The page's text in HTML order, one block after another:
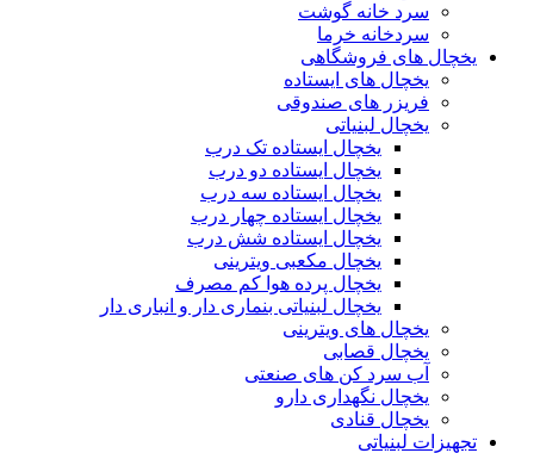
سرد خانه گوشت
سردخانه خرما
یخچال های فروشگاهی
یخچال های ایستاده
فریزر های صندوقی
یخچال لبنیاتی
یخچال ایستاده تک درب
یخچال ایستاده دو درب
یخچال ایستاده سه درب
یخچال ایستاده چهار درب
یخچال ایستاده شش درب
یخچال مکعبی ویترینی
یخچال پرده هوا کم مصرف
یخچال لبنیاتی بنماری دار و انباری دار
یخچال های ویترینی
یخچال قصابی
آب سرد کن های صنعتی
یخچال نگهداری دارو
یخچال قنادی
تجهیزات لبنیاتی